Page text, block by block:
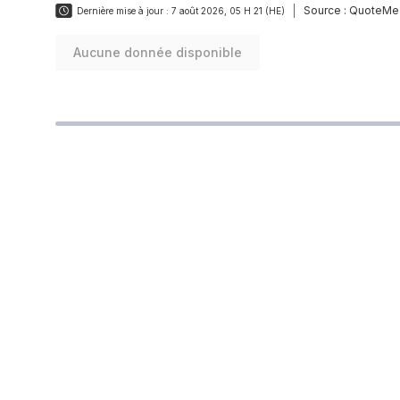
Dernière mise à jour : 7 août 2026, 05 H 21 (HE) Source :
Aucune donnée disponible